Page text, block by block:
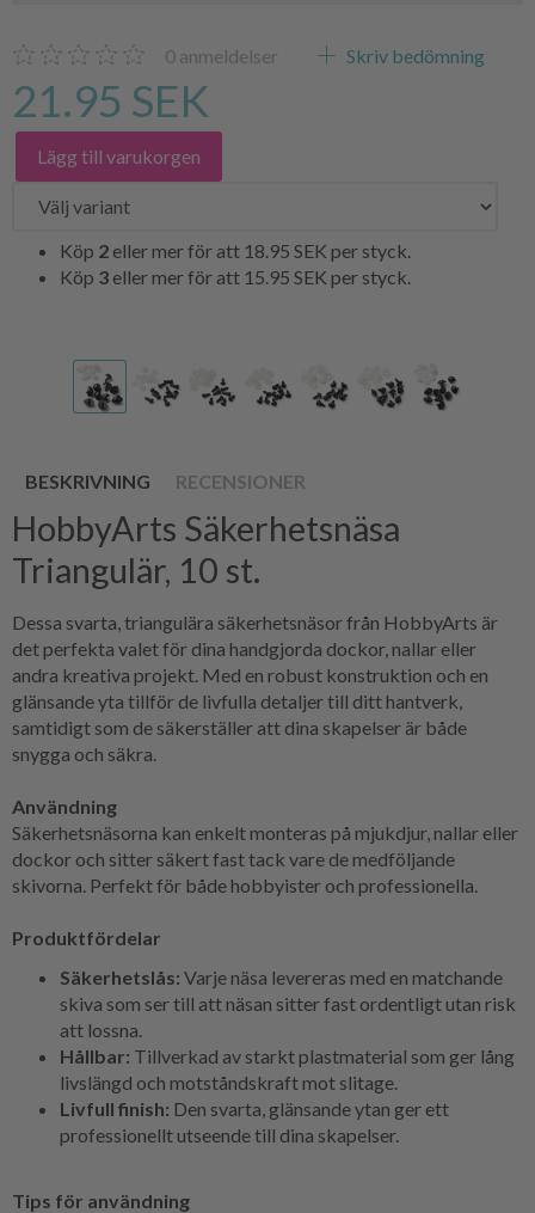
0 anmeldelser Skriv bedömning
21.95 SEK
Lägg till varukorgen
Köp 2 eller mer för att 18.95 SEK per styck.
Köp 3 eller mer för att 15.95 SEK per styck.
BESKRIVNING RECENSIONER
HobbyArts Säkerhetsnäsa
Triangulär, 10 st.
Dessa svarta, triangulära säkerhetsnäsor från HobbyArts är
det perfekta valet för dina handgjorda dockor, nallar eller
andra kreativa projekt. Med en robust konstruktion och en
glänsande yta tillför de livfulla detaljer till ditt hantverk,
samtidigt som de säkerställer att dina skapelser är både
snygga och säkra.
Användning
Säkerhetsnäsorna kan enkelt monteras på mjukdjur, nallar eller
dockor och sitter säkert fast tack vare de medföljande
skivorna. Perfekt för både hobbyister och professionella.
Produktfördelar
Säkerhetslås: Varje näsa levereras med en matchande
skiva som ser till att näsan sitter fast ordentligt utan risk
att lossna.
Hållbar: Tillverkad av starkt plastmaterial som ger lång
livslängd och motståndskraft mot slitage.
Livfull finish: Den svarta, glänsande ytan ger ett
professionellt utseende till dina skapelser.
Tips för användning